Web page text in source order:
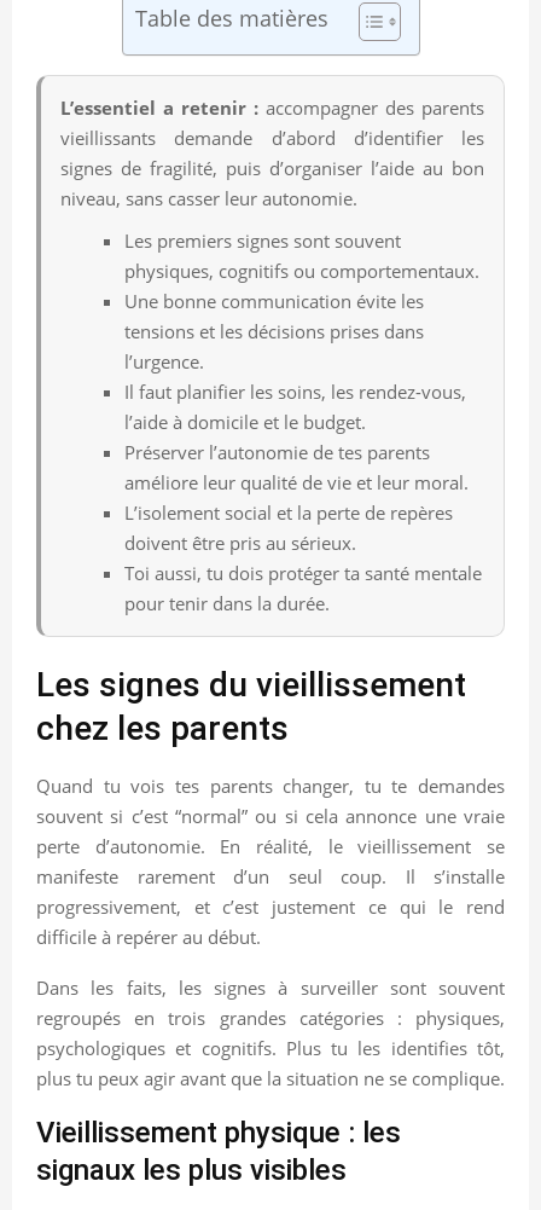
Table des matières
L’essentiel a retenir : accompagner des parents
vieillissants demande d’abord d’identifier les
signes de fragilité, puis d’organiser l’aide au bon
niveau, sans casser leur autonomie.
Les premiers signes sont souvent
physiques, cognitifs ou comportementaux.
Une bonne communication évite les
tensions et les décisions prises dans
l’urgence.
Il faut planifier les soins, les rendez-vous,
l’aide à domicile et le budget.
Préserver l’autonomie de tes parents
améliore leur qualité de vie et leur moral.
L’isolement social et la perte de repères
doivent être pris au sérieux.
Toi aussi, tu dois protéger ta santé mentale
pour tenir dans la durée.
Les signes du vieillissement
chez les parents
Quand tu vois tes parents changer, tu te demandes
souvent si c’est “normal” ou si cela annonce une vraie
perte d’autonomie. En réalité, le vieillissement se
manifeste rarement d’un seul coup. Il s’installe
progressivement, et c’est justement ce qui le rend
difficile à repérer au début.
Dans les faits, les signes à surveiller sont souvent
regroupés en trois grandes catégories : physiques,
psychologiques et cognitifs. Plus tu les identifies tôt,
plus tu peux agir avant que la situation ne se complique.
Vieillissement physique : les
signaux les plus visibles